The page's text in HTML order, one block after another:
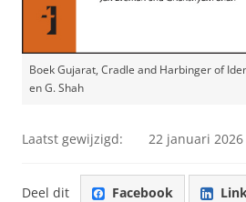
Boek Gujarat, Cradle and Harbinger of
en G. Shah
Laatst gewijzigd: 22 januari 2026
Deel dit Facebook